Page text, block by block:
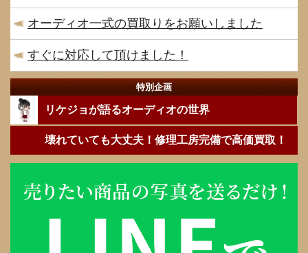
オーディオ一式の買取りをお願いしました
すぐに対応して頂けました！
特別企画
リケジョが語るオーディオの世界
壊れていても大丈夫！修理工房完備で高価買取！